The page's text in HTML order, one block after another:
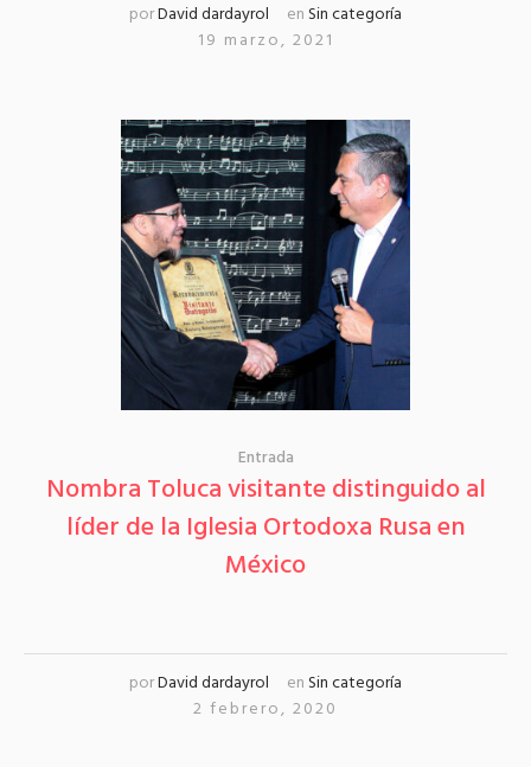
porDavid dardayrol en Sin categoría
19 marzo, 2021
Entrada
Nombra Toluca visitante distinguido al
líder de la Iglesia Ortodoxa Rusa en
México
porDavid dardayrol en Sin categoría
2 febrero, 2020